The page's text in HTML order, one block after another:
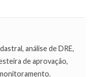
análise de DRE,
de aprovação,